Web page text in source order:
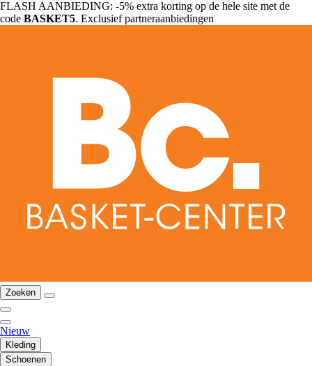
FLASH AANBIEDING: -5% extra korting op de hele site met de
code BASKET5. Exclusief partneraanbiedingen
Zoeken
Nieuw
Kleding
Schoenen